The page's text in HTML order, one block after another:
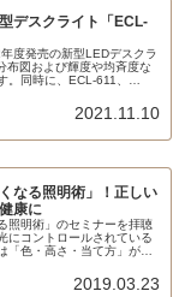
デスクライト「ECL-
度発売の新型LEDデスクラ
布図および輝度や均斉度な
。同時に、ECL-611、
2021.11.10
なる照明術」！正しい
康に
照明術」のセミナーを拝聴
にコントロールされている
「色・高さ・当て方」が重
2019.03.23